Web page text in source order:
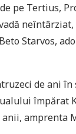
pe Tertius,
Starvos,
de ani
împărat
anii, amprenta